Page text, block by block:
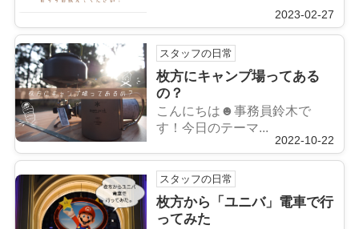
2023-02-27
スタッフの日常
枚方にキャンプ場ってある
の？
こんにちは☻事務員鈴木で
す！今日のテーマ...
2022-10-22
スタッフの日常
枚方から「ユニバ」電車で行
ってみた